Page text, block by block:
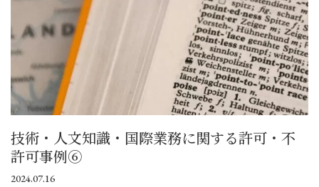
技術・人文知識・国際業務に関する許可・不
許可事例⑥
2024.07.16